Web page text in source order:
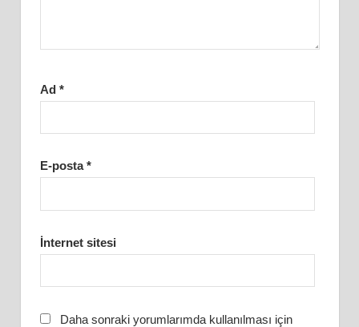
Ad *
E-posta*
İnternet sitesi
Daha sonraki yorumlarımda kullanılması için